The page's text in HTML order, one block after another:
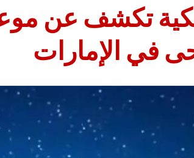
تكشف عن
في الإمارات